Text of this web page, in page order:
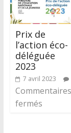
Prix de
l’action éco-
déléguée
2023
7 avril 2023
Commentaires
fermés